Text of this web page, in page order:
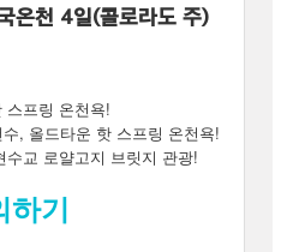
온천 4일(콜로라도 주)
스프링 온천욕!
, 올드타운 핫 스프링 온천욕!
교 로얄고지 브릿지 관광!
하기